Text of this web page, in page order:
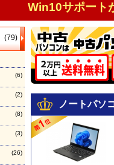
Win10サポート
(79)
(6)
(2)
(8)
(3)
(26)
ノートパソ